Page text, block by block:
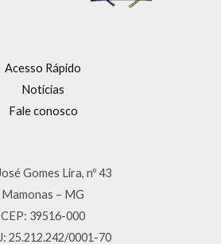
Acesso Rápido
Notícias
Fale conosco
Gomes Lira, nº 43
Mamonas – MG
CEP: 39516-000
25.212.242/0001-70